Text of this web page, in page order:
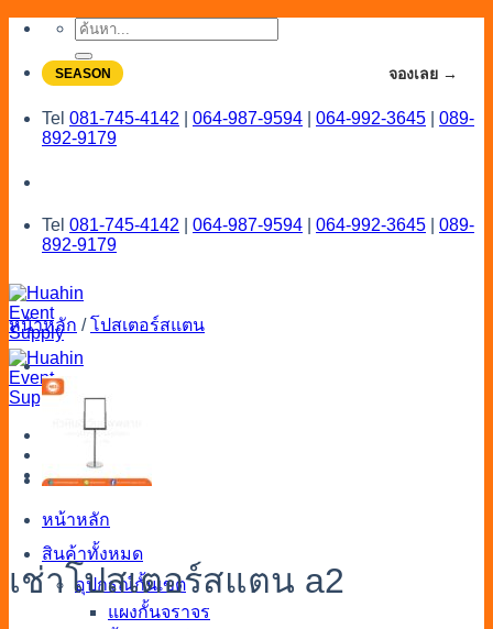
Skip
content
ค้นหา:
SEASON จองเลย →
Tel 081-745-4142 064-987-9594 064-992-3645
089-
892-9179
Tel 081-745-4142 064-987-9594 064-992-3645
089-
892-9179
Menu
Line
หน้าหลัก
สินค้าทั้งหมด
อุปกรณ์กั้นเขต
แผงกั้นจราจร
หน้าหลัก / โปสเตอร์สแตน
เช่าโปสเตอร์สแตน a2